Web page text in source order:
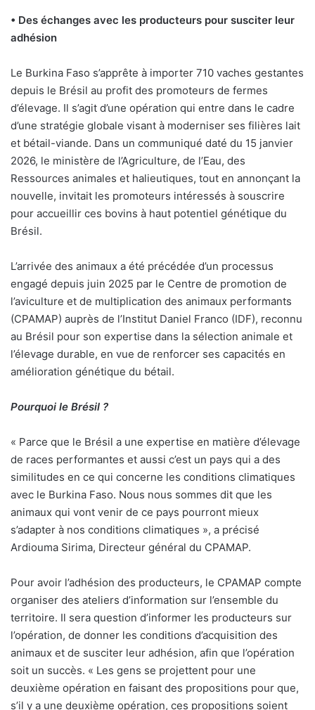
• Des échanges avec les producteurs pour susciter leur
adhésion
Le Burkina Faso s’apprête à importer 710 vaches gestantes
depuis le Brésil au profit des promoteurs de fermes
d’élevage. Il s’agit d’une opération qui entre dans le cadre
d’une stratégie globale visant à moderniser ses filières lait
et bétail-viande. Dans un communiqué daté du 15 janvier
2026, le ministère de l’Agriculture, de l’Eau, des
Ressources animales et halieutiques, tout en annonçant la
nouvelle, invitait les promoteurs intéressés à souscrire
pour accueillir ces bovins à haut potentiel génétique du
Brésil.
L’arrivée des animaux a été précédée d’un processus
engagé depuis juin 2025 par le Centre de promotion de
l’aviculture et de multiplication des animaux performants
(CPAMAP) auprès de l’Institut Daniel Franco (IDF), reconnu
au Brésil pour son expertise dans la sélection animale et
l’élevage durable, en vue de renforcer ses capacités en
amélioration génétique du bétail.
Pourquoi le Brésil ?
« Parce que le Brésil a une expertise en matière d’élevage
de races performantes et aussi c’est un pays qui a des
similitudes en ce qui concerne les conditions climatiques
avec le Burkina Faso. Nous nous sommes dit que les
animaux qui vont venir de ce pays pourront mieux
s’adapter à nos conditions climatiques », a précisé
Ardiouma Sirima, Directeur général du CPAMAP.
Pour avoir l’adhésion des producteurs, le CPAMAP compte
organiser des ateliers d’information sur l’ensemble du
territoire. Il sera question d’informer les producteurs sur
l’opération, de donner les conditions d’acquisition des
animaux et de susciter leur adhésion, afin que l’opération
soit un succès. « Les gens se projettent pour une
deuxième opération en faisant des propositions pour que,
s’il y a une deuxième opération, ces propositions soient